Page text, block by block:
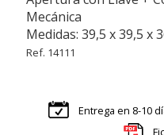
Mecánica
Medidas: 39,5 x 39,5 x
Ref. 14111
Entrega en 8-10